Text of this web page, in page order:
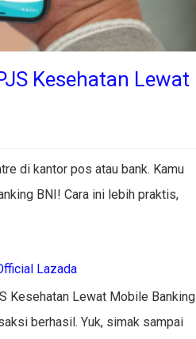
Kesehatan Lewat
di kantor pos atau bank. Kamu
BNI! Cara ini lebih praktis,
Lazada
Kesehatan Lewat Mobile Banking
berhasil. Yuk, simak sampai